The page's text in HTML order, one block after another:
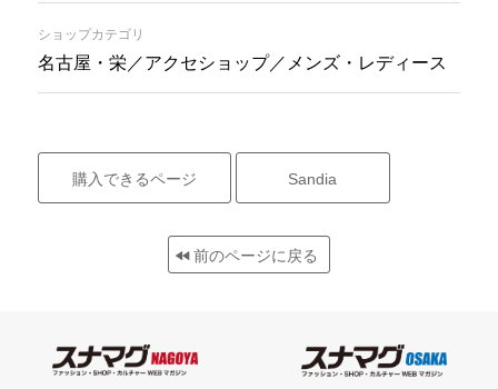
ショップカテゴリ
名古屋・栄／アクセショップ／メンズ・レディース
購入できるページ Sandia
前のページに戻る